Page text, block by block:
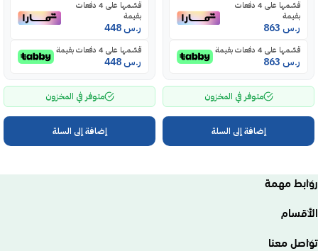
قسّمها على 4 دفعات
بقيمة
ر.س
قسّمها على 4 دفعات بقيمة
ر.س
متوفر في المخزون
إضافة إلى السلة
قسّمها على 4 دفعات
بقيمة
ر.س
قسّمها على 4 دفعات بقيمة
ر.س
متوفر في المخزون
إضافة إلى السلة
روابط مهمة
الأقسام
تواصل معنا